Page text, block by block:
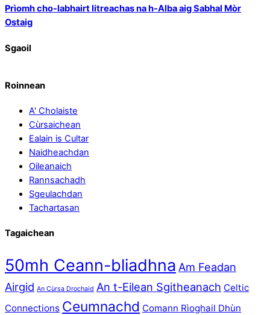
Prìomh cho-labhairt litreachas na h-Alba aig Sabhal Mòr
Ostaig
Sgaoil
Roinnean
A' Cholaiste
Cùrsaichean
Ealain is Cultar
Naidheachdan
Oileanaich
Rannsachadh
Sgeulachdan
Tachartasan
Tagaichean
50mh Ceann-bliadhna Am Feadan
Airgid An Cùrsa Drochaid An t-Eilean Sgitheanach Celtic
Connections Ceumnachd Comann Rìoghail Dhùn